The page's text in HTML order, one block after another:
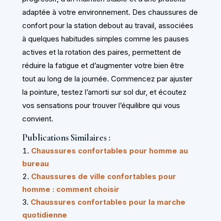
adaptée à votre environnement. Des chaussures de
confort pour la station debout au travail, associées
à quelques habitudes simples comme les pauses
actives et la rotation des paires, permettent de
réduire la fatigue et d’augmenter votre bien être
tout au long de la journée. Commencez par ajuster
la pointure, testez l’amorti sur sol dur, et écoutez
vos sensations pour trouver l’équilibre qui vous
convient.
Publications Similaires :
Chaussures confortables pour homme au
bureau
Chaussures de ville confortables pour
homme : comment choisir
Chaussures confortables pour la marche
quotidienne